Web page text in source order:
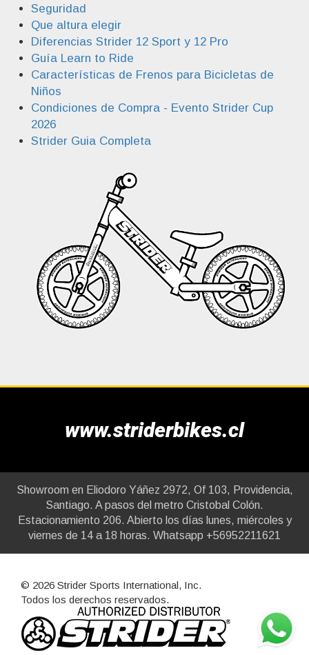
Seguridad
Que altura elegir
Diferencias Strider 12 Sport y 12 Pro
Guía Learn to Ride
Características de Frenos para Bicicletas de
Niños
Condiciones de Compra - Evento Strider Cup
2026
Strider Guia Completa
www.striderbikes.cl
Showroom en Eliodoro Yáñez 2972, Of 103, Providencia,
Santiago. A pasos del metro Cristobal Colón.
Estacionamiento 206. Abierto los días lunes, miércoles y
viernes de 14 a 18 horas. Whatsapp +56952211621
© 2026 Strider Sports International, Inc.
Todos los derechos reservados.